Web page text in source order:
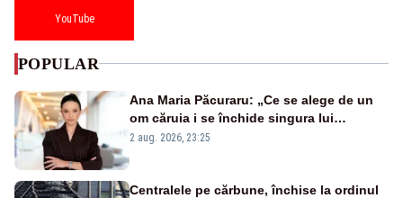
YouTube
POPULAR
Ana Maria Păcuraru: „Ce se alege de un
om căruia i se închide singura lui
portiță?”
2 aug. 2026, 23:25
Centralele pe cărbune, închise la ordinul